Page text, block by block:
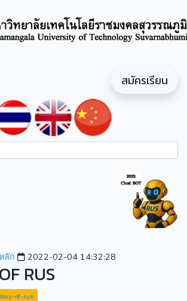
สมัครเรียน
ลัก 2022-02-04 14:32:28
RUS
of-rus